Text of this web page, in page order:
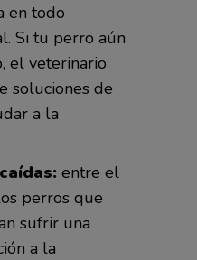
en todo
Si tu perro aún
el veterinario
soluciones de
a la
entre el
perros que
sufrir una
a la